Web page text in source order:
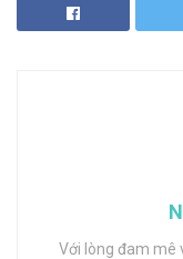
Với lòng đam mê